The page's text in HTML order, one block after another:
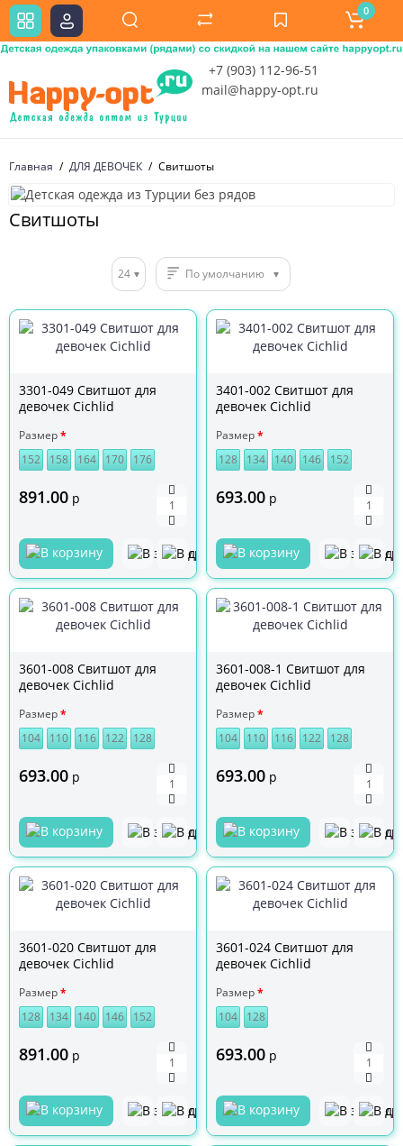
+7 (903) 112-96-51
mail@happy-opt.ru
0
Главная ДЛЯ ДЕВОЧЕК Свитшоты
Свитшоты
24 По умолчанию
3301-049 Свитшот для
девочек Cichlid
Размер
152
158 164 170 176
891.00 р
3401-002 Свитшот для
девочек Cichlid
Размер
128
134 140 146 152
693.00 р
3601-008 Свитшот для
девочек Cichlid
Размер
104
110 116 122 128
693.00 р
3601-008-1 Свитшот для
девочек Cichlid
Размер
104
110 116 122 128
693.00 р
3601-020 Свитшот для
девочек Cichlid
Размер
128
134 140 146 152
891.00 р
3601-024 Свитшот для
девочек Cichlid
Размер
104
128
693.00 р